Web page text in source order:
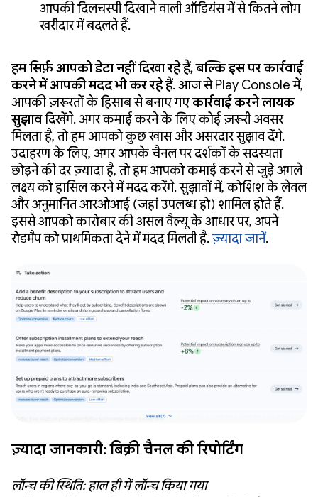
आपकी दिलचस्पी दिखाने वाली ऑडियंस में से कितने लोग
खरीदार में बदलते हैं.
हम सिर्फ़ आपको डेटा नहीं दिखा रहे हैं, बल्कि इस पर कार्रवाई
करने में आपकी मदद भी कर रहे हैं. आज से Play Console में,
आपकी ज़रूरतों के हिसाब से बनाए गएकार्रवाई करने लायक
सुझावदिखेंगे. अगर कमाई करने के लिए कोई ज़रूरी अवसर
मिलता है, तो हम आपको कुछ खास और असरदार सुझाव देंगे.
उदाहरण के लिए, अगर आपके चैनल पर दर्शकों के सदस्यता
छोड़ने की दर ज़्यादा है, तो हम आपको कमाई करने से जुड़े अगले
लक्ष्य को हासिल करने में मदद करेंगे. सुझावों में, कोशिश के लेवल
और अनुमानित आरओआई (जहां उपलब्ध हो) शामिल होते हैं.
इससे आपको कारोबार की असल वैल्यू के आधार पर, अपने
रोडमैप को प्राथमिकता देने में मदद मिलती है.ज़्यादा जानें.
ज़्यादा जानकारी: बिक्री चैनल की रिपोर्टिंग
लॉन्च की स्थिति: हाल ही में लॉन्च किया गया